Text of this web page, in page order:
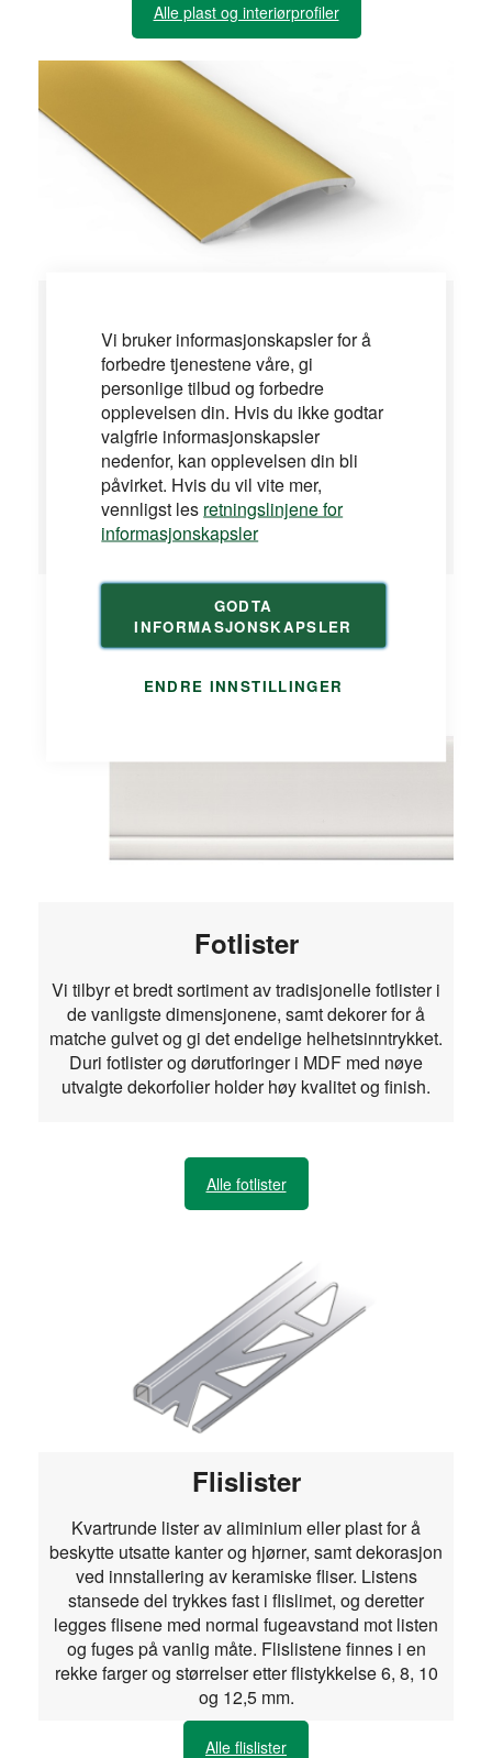
Vi bruker informasjonskapsler for å
forbedre tjenestene våre, gi
personlige tilbud og forbedre
opplevelsen din. Hvis du ikke godtar
valgfrie informasjonskapsler
nedenfor, kan opplevelsen din bli
påvirket. Hvis du vil vite mer,
vennligst les retningslinjene for
informasjonskapsler
GODTA
INFORMASJONSKAPSLER
ENDRE INNSTILLINGER
Alle plast og interiørprofiler
Vi har et stort utvalg av aluminiumslister. Her finner
du trappenester, skjøtelister, nivålister,
avslutningslister, hjørnelister, rampelister,
terskellister og mer!
Alle aluminiumslister
Fotlister
Vi tilbyr et bredt sortiment av tradisjonelle fotlister i
de vanligste dimensjonene, samt dekorer for å
matche gulvet og gi det endelige helhetsinntrykket.
Duri fotlister og dørutforinger i MDF med nøye
utvalgte dekorfolier holder høy kvalitet og finish.
Alle fotlister
Flislister
Kvartrunde lister av aliminium eller plast for å
beskytte utsatte kanter og hjørner, samt dekorasjon
ved innstallering av keramiske fliser. Listens
stansede del trykkes fast i flislimet, og deretter
legges flisene med normal fugeavstand mot listen
og fuges på vanlig måte. Flislistene finnes i en
rekke farger og størrelser etter flistykkelse 6, 8, 10
og 12,5 mm.
Alle flislister